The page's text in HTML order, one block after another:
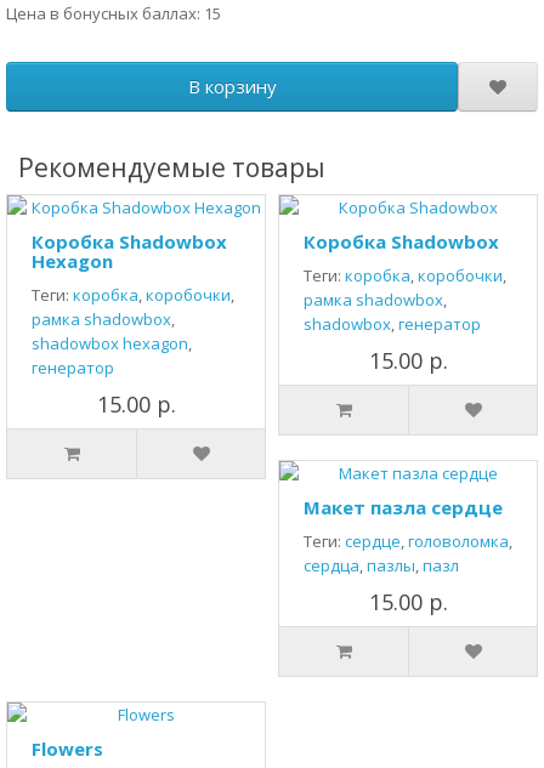
Цена в бонусных баллах: 15
В корзину
Рекомендуемые товары
Коробка Shadowbox
Hexagon
Теги: коробка,коробочки,
рамка shadowbox,
shadowbox hexagon,
генератор
15.00 р.
Коробка Shadowbox
Теги: коробка,коробочки,
рамка shadowbox,
shadowbox,генератор
15.00 р.
Макет пазла сердце
Теги: сердце,головоломка,
сердца,пазлы,пазл
15.00 р.
Flowers